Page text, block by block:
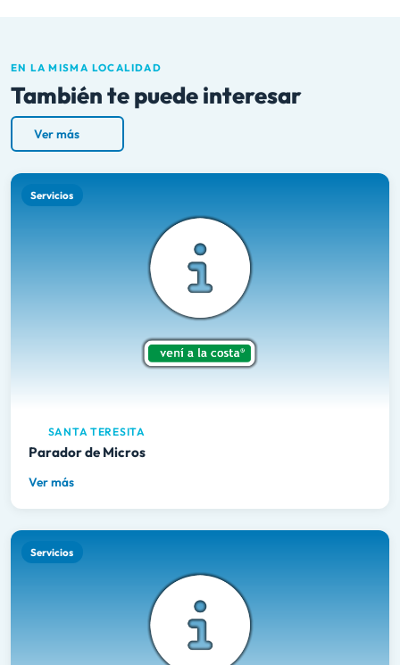
EN LA MISMA LOCALIDAD
También te puede interesar
Ver más
Servicios
SANTA TERESITA
Parador de Micros
Ver más
Servicios